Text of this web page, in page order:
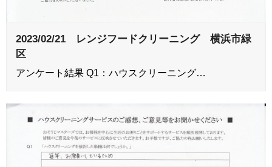
2023/02/21 レンジフードクリーニング 横浜市緑
区
アンケート結果 Q1：ハウスクリーニング…